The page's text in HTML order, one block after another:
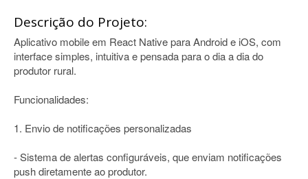
Descrição do Projeto:
Aplicativo mobile em React Native para Android e iOS, com
interface simples, intuitiva e pensada para o dia a dia do
produtor rural.
Funcionalidades:
1. Envio de notificações personalizadas
- Sistema de alertas configuráveis, que enviam notificações
push diretamente ao produtor.